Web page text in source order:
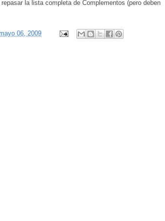
la lista completa de Complementos (pero deben
06, 2009